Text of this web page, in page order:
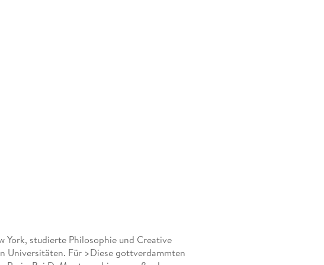
York, studierte Philosophie und Creative
Universitäten. Für >Diese gottverdammten